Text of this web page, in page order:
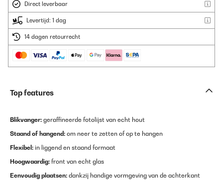
Direct leverbaar
Levertijd: 1 dag
14 dagen retourrecht
Top features
Blikvanger: geraffineerde fotolijst van echt hout
Staand of hangend: om neer te zetten of op te hangen
Flexibel: in liggend en staand formaat
Hoogwaardig: front van echt glas
Eenvoudig plaatsen: dankzij handige vormgeving van de achterkant